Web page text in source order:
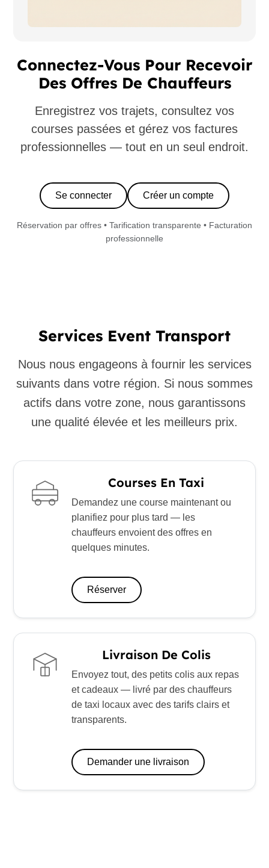
Connectez-Vous Pour Recevoir
Des Offres De Chauffeurs
Enregistrez vos trajets, consultez vos
courses passées et gérez vos factures
professionnelles — tout en un seul endroit.
Se connecter Créer un compte
Réservation par offres • Tarification transparente • Facturation
professionnelle
Services Event Transport
Nous nous engageons à fournir les services
suivants dans votre région. Si nous sommes
actifs dans votre zone, nous garantissons
une qualité élevée et les meilleurs prix.
Courses En Taxi
Demandez une course maintenant ou
planifiez pour plus tard — les
chauffeurs envoient des offres en
quelques minutes.
Réserver
Livraison De Colis
Envoyez tout, des petits colis aux repas
et cadeaux — livré par des chauffeurs
de taxi locaux avec des tarifs clairs et
transparents.
Demander une livraison